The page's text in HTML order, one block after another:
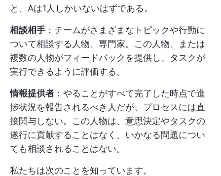
と、Aは1人しかいないはずである。
相談相手 ：チームがさまざまなトピックや行動に
ついて相談する人物、専門家。この人物、または
複数の人物がフィードバックを提供し、タスクが
実行できるように評価する。
情報提供者 ：やることがすべて完了した時点で進
捗状況を報告されるべき人だが、プロセスには直
接関与しない。この人物は、意思決定やタスクの
遂行に貢献することはなく、いかなる問題につい
ても相談されることはない。
私たちは次のことを知っています。